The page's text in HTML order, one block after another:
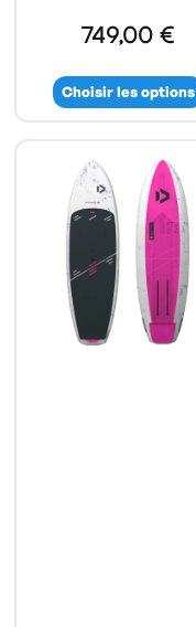
749,00 €
Choisir les options